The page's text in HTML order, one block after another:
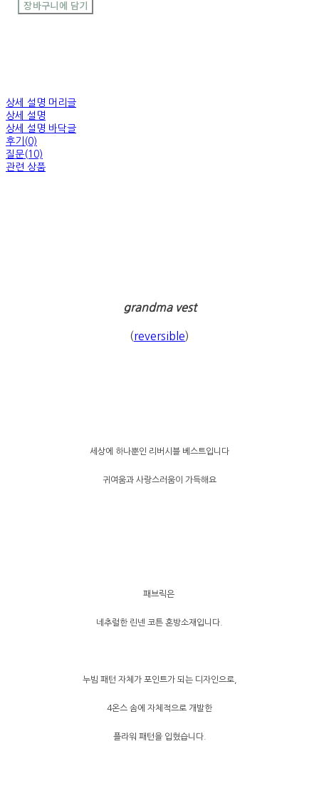
장바구니에 담기
상세 설명 머리글
상세 설명
상세 설명 바닥글
후기(0)
질문(10)
관련 상품
grandma vest
(reversible)
세상에 하나뿐인 리버시블 베스트입니다
귀여움과 사랑스러움이 가득해요
패브릭은
네추럴한 린넨 코튼 혼방소재입니다.
누빔 패턴 자체가 포인트가 되는 디자인으로,
4온스 솜에 자체적으로 개발한
플라워 패턴을 입혔습니다.